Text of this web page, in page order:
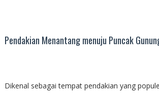
Pendakian Menantang menuju Puncak
Dikenal sebagai tempat pendakian yang